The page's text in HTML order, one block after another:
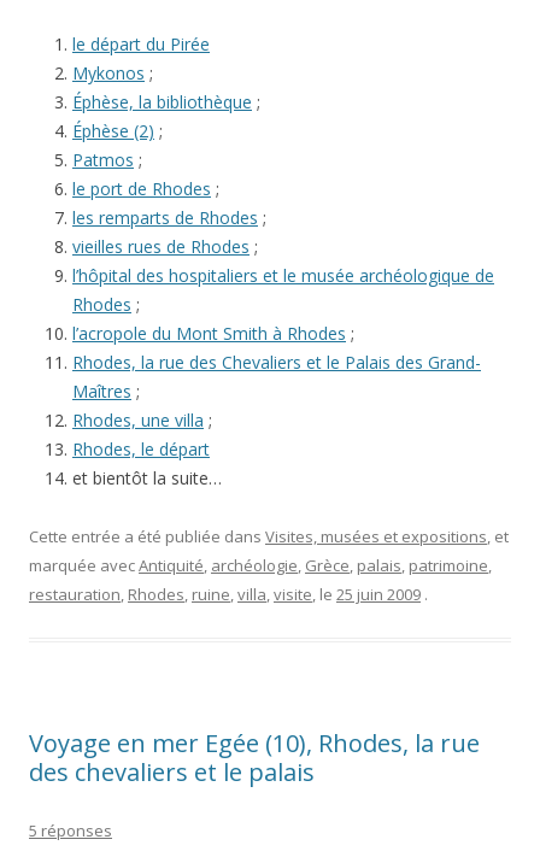
le départ du Pirée
Mykonos ;
Éphèse, la bibliothèque ;
Éphèse (2) ;
Patmos ;
le port de Rhodes ;
les remparts de Rhodes ;
vieilles rues de Rhodes ;
l’hôpital des hospitaliers et le musée archéologique de
Rhodes ;
l’acropole du Mont Smith à Rhodes ;
Rhodes, la rue des Chevaliers et le Palais des Grand-
Maîtres ;
Rhodes, une villa ;
Rhodes, le départ
et bientôt la suite…
Cette entrée a été publiée dans Visites, musées et expositions, et
marquée avecAntiquité, archéologie, Grèce, palais, patrimoine,
restauration, Rhodes, ruine,villa,visite, le 25 juin 2009 .
Voyage en mer Egée (10), Rhodes, la rue
des chevaliers et le palais
5 réponses